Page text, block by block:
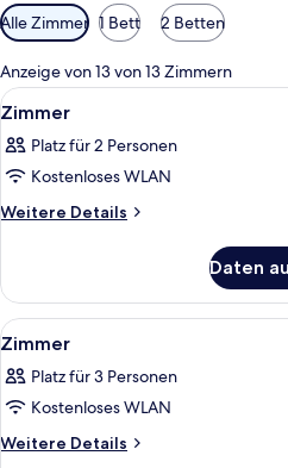
Verfügbare
Filter
für
Zimmer
Alle Zimmer 1 Bett 2 Betten
Anzeige von 13 von 13 Zimmern
Alle
Fotos
für
Zimmer
anzeigen
19
Zimmer
Platz für 2 Personen
Kostenloses WLAN
Weitere Details
Weitere
Daten
Alle
Fotos
für
Zimmer
anzeigen
13
Zimmer
Platz für 3 Personen
Kostenloses WLAN
Weitere Details
Weitere